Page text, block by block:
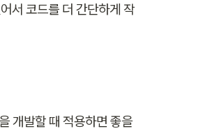
서 코드를 더 간단하게 작
개발할 때 적용하면 좋을